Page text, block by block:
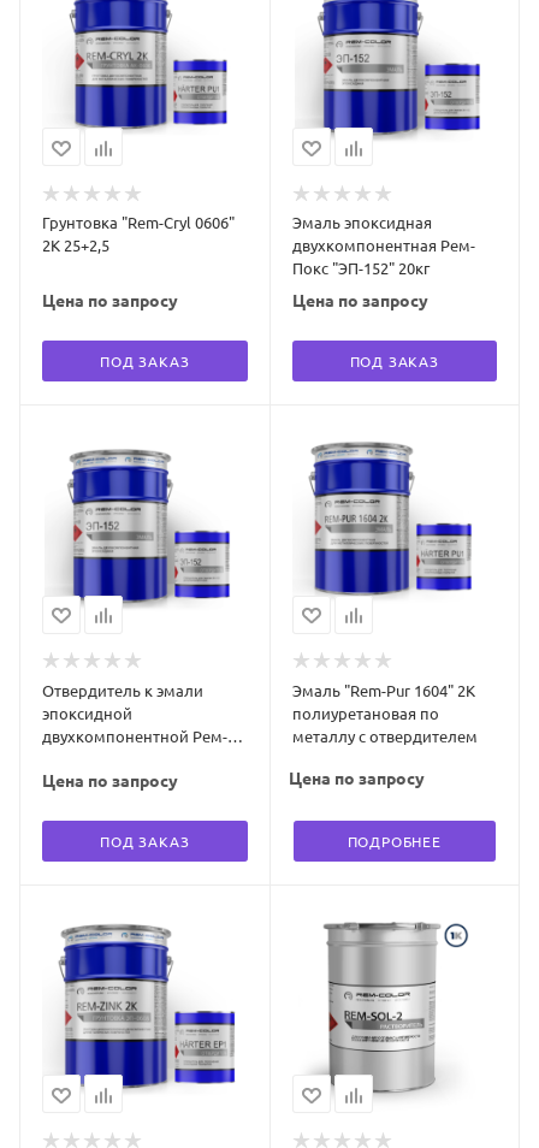
Грунтовка "Rem-Cryl 0606"
2К 25+2,5
Цена по запросу
ПОД ЗАКАЗ
Эмаль эпоксидная
двухкомпонентная Рем-
Покс "ЭП-152" 20кг
Цена по запросу
ПОД ЗАКАЗ
Отвердитель к эмали
эпоксидной
двухкомпонентной Рем-
Цена по запросу
ПОД ЗАКАЗ
Эмаль "Rem-Pur 1604" 2К
полиуретановая по
металлу с отвердителем
Цена по запросу
ПОДРОБНЕЕ